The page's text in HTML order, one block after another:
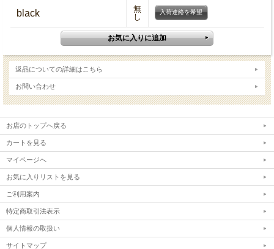
black
無
し
入荷連絡を希望
返品についての詳細はこちら
お問い合わせ
お店のトップへ戻る
カートを見る
マイページへ
お気に入りリストを見る
ご利用案内
特定商取引法表示
個人情報の取扱い
サイトマップ